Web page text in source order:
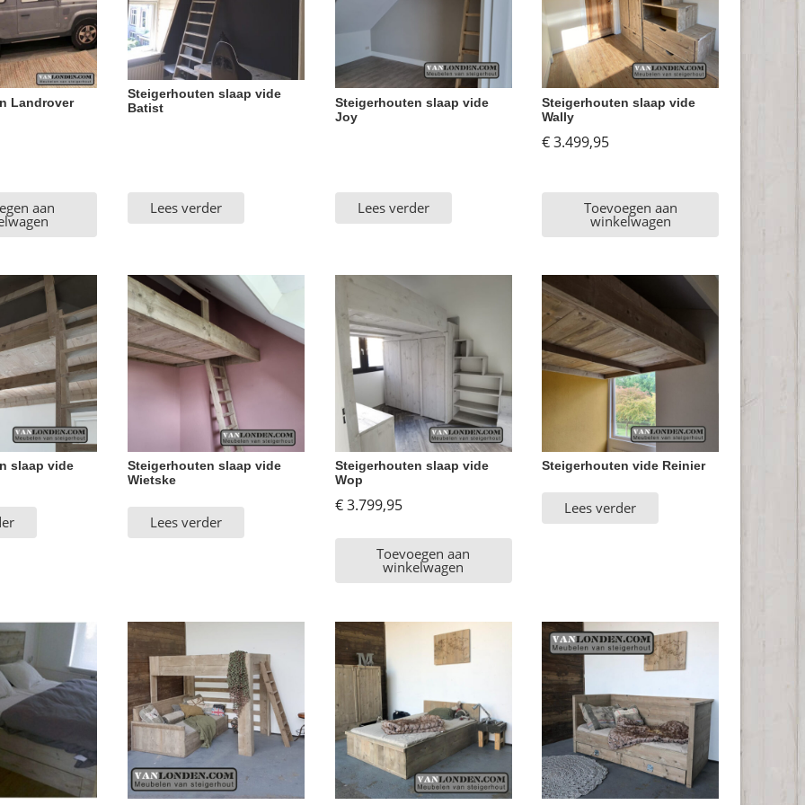
Landrover
aan
Steigerhouten slaap vide
Batist
Lees verder
Steigerhouten slaap vide
Joy
Lees verder
Steigerhouten slaap vide
Wally
€3.499,95
Toevoegen aan
winkelwagen
slaap vide
Steigerhouten slaap vide
Wietske
Lees verder
Steigerhouten slaap vide
Wop
€3.799,95
Toevoegen aan
winkelwagen
Steigerhouten vide Reinier
Lees verder